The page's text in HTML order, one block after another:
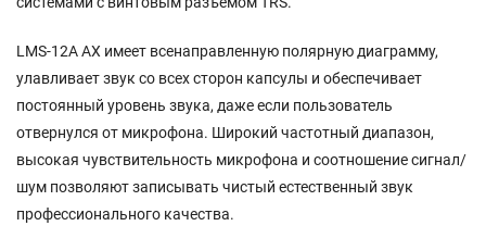
LMS-12A AX имеет всенаправленную полярную диаграмму,
улавливает звук со всех сторон капсулы и обеспечивает
постоянный уровень звука, даже если пользователь
отвернулся от микрофона. Широкий частотный диапазон,
высокая чувствительность микрофона и соотношение сигнал/
шум позволяют записывать чистый естественный звук
профессионального качества.